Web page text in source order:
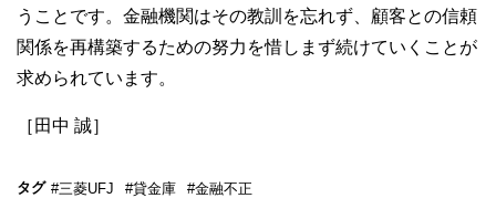
うことです。金融機関はその教訓を忘れず、顧客との信頼
関係を再構築するための努力を惜しまず続けていくことが
求められています。
［田中 誠］
タグ #三菱UFJ #貸金庫 #金融不正